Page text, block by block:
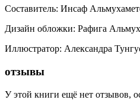
Составитель: Инсаф
Дизайн обложки: Рафига
Иллюстратор: Александра
отзывы
У этой книги ещё нет отзывов,